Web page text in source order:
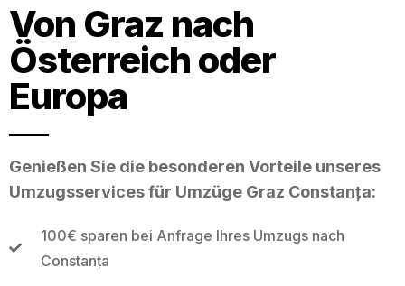
Von Graz nach
Österreich oder
Europa
Genießen Sie die besonderen Vorteile unseres
Umzugsservices für Umzüge Graz Constanța:
100€ sparen bei Anfrage Ihres Umzugs nach
Constanța